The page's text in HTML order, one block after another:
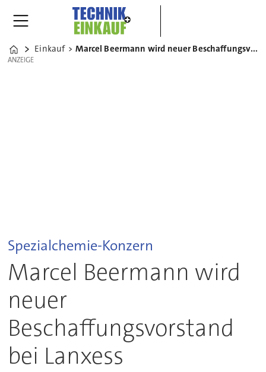
Home
Einkauf Marcel Beermann wird neuer Beschaffungsvorstand bei Lanxess
ANZEIGE
ANZEIGE
Spezialchemie-Konzern
Marcel Beermann wird
neuer
Beschaffungsvorstand
bei Lanxess